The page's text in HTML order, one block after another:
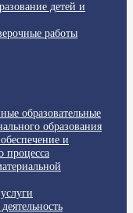
детей и
работы
образовательные
образования
и
процесса